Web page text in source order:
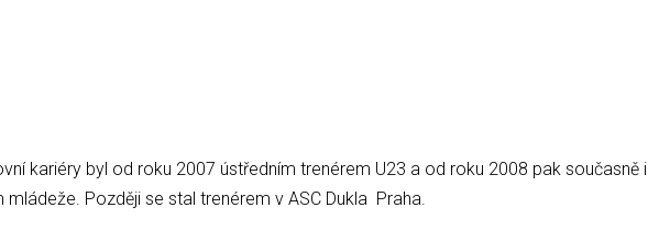
kariéry byl od roku 2007 ústředním trenérem U23 a od roku 2008 pak současně i
mládeže. Později se stal trenérem v ASC Dukla Praha.